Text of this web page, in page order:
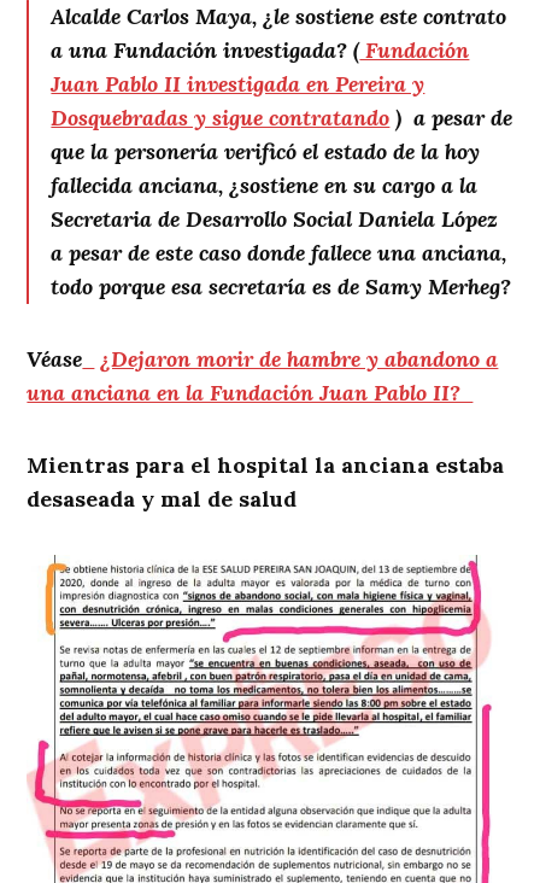
Alcalde Carlos Maya, ¿le sostiene este contrato
a una Fundación investigada? (Fundación
Juan Pablo II investigada en Pereira y
Dosquebradas y sigue contratando ) a pesar de
que la personería verificó el estado de la hoy
fallecida anciana, ¿sostiene en su cargo a la
Secretaria de Desarrollo Social Daniela López
a pesar de este caso donde fallece una anciana,
todo porque esa secretaría es de Samy Merheg?
Véase
¿Dejaron morir de hambre y abandono a
una anciana en la Fundación Juan Pablo II?
Mientras para el hospital la anciana estaba
desaseada y mal de salud